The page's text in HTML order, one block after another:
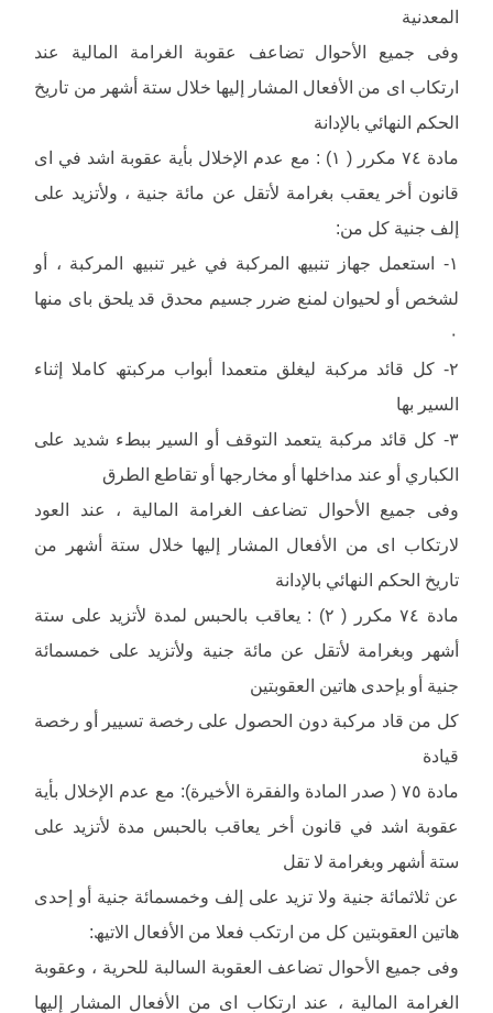
المعدنیة
وفى جمیع الأحوال تضاعف عقوبة الغرامة المالیة عند
ارتكاب اى من الأفعال المشار إلیھا خلال ستة أشھر من تاریخ
الحكم النھائي بالإدانة
مادة ٧٤ مكرر ( ١) : مع عدم الإخلال بأیة عقوبة اشد في اى
قانون أخر یعقب بغرامة لأتقل عن مائة جنیة ، ولأتزید على
إلف جنیة كل من:
١- استعمل جھاز تنبیھ المركبة في غیر تنبیھ المركبة ، أو
لشخص أو لحیوان لمنع ضرر جسیم محدق قد یلحق باى منھا
٠
٢- كل قائد مركبة لیغلق متعمدا أبواب مركبتھ كاملا إثناء
السیر بھا
٣- كل قائد مركبة یتعمد التوقف أو السیر ببطء شدید على
الكباري أو عند مداخلھا أو مخارجھا أو تقاطع الطرق
وفى جمیع الأحوال تضاعف الغرامة المالیة ، عند العود
لارتكاب اى من الأفعال المشار إلیھا خلال ستة أشھر من
تاریخ الحكم النھائي بالإدانة
مادة ٧٤ مكرر ( ٢) : یعاقب بالحبس لمدة لأتزید على ستة
أشھر وبغرامة لأتقل عن مائة جنیة ولأتزید على خمسمائة
جنیة أو بإحدى ھاتین العقوبتین
كل من قاد مركبة دون الحصول على رخصة تسییر أو رخصة
قیادة
مادة ٧٥ ( صدر المادة والفقرة الأخیرة): مع عدم الإخلال بأیة
عقوبة اشد في قانون أخر یعاقب بالحبس مدة لأتزید على
ستة أشھر وبغرامة لا تقل
عن ثلاثمائة جنیة ولا تزید على إلف وخمسمائة جنیة أو إحدى
ھاتین العقوبتین كل من ارتكب فعلا من الأفعال الاتیھ:
وفى جمیع الأحوال تضاعف العقوبة السالبة للحریة ، وعقوبة
الغرامة المالیة ، عند ارتكاب اى من الأفعال المشار إلیھا